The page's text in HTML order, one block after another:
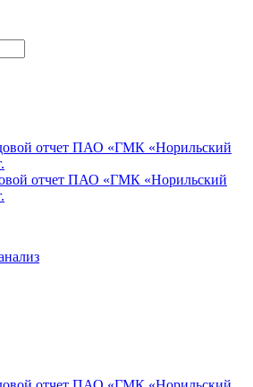
отчет ПАО «ГМК «Норильский
отчет ПАО «ГМК «Норильский